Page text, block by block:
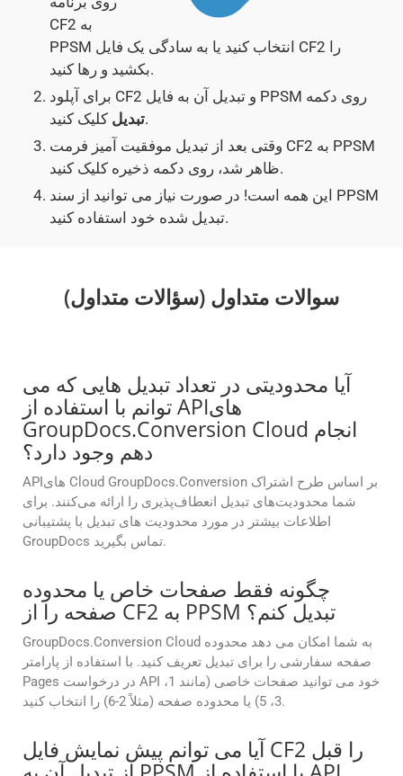
CF2 به
PPSM انتخاب کنید یا به سادگی یک فایل CF2 را
بکشید و رها کنید.
برای آپلود CF2 و تبدیل آن به فایل PPSM روی دکمه
تبدیلکلیک کنید.
وقتی بعد از تبدیل موفقیت آمیز فرمت CF2 به PPSM
ظاهر شد، روی دکمه ذخیره کلیک کنید.
این همه است! در صورت نیاز می توانید از سند PPSM
تبدیل شده خود استفاده کنید.
سوالات متداول (سؤالات متداول)
آیا محدودیتی در تعداد تبدیل هایی که می
توانم با استفاده از APIهای
GroupDocs.Conversion Cloud انجام
دهم وجود دارد؟
APIهای Cloud GroupDocs.Conversion بر اساس طرح اشتراک
شما محدودیت‌های تبدیل انعطاف‌پذیری را ارائه می‌کنند. برای
اطلاعات بیشتر در مورد محدودیت های تبدیل با پشتیبانی
GroupDocs تماس بگیرید.
چگونه فقط صفحات خاص یا محدوده
صفحه را از CF2 به PPSM تبدیل کنم؟
GroupDocs.Conversion Cloud به شما امکان می دهد محدوده
صفحه سفارشی را برای تبدیل تعریف کنید. با استفاده از پارامتر
Pages در درخواست API خود می توانید صفحات خاصی (مانند 1،
3، 5) یا محدوده صفحه (مثلاً 2-6) را انتخاب کنید.
آیا می توانم پیش نمایش فایل CF2 را قبل